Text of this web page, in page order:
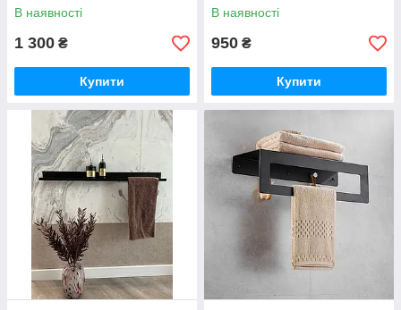
В наявності
1 300 ₴
Купити
В наявності
950 ₴
Купити